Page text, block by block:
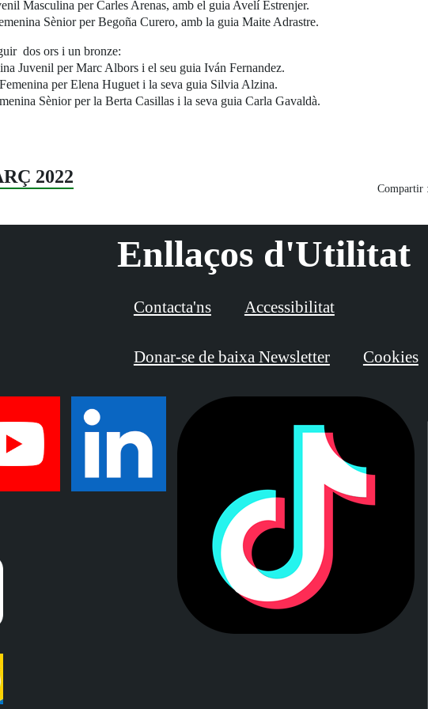
Masculina per Carles Arenas, amb el guia Avelí Estrenjer.
Sènior per Begoña Curero, amb la guia Maite Adrastre.
dos ors i un bronze:
Juvenil per Marc Albors i el seu guia Iván Fernandez.
per Elena Huguet i la seva guia Silvia Alzina.
Sènior per la Berta Casillas i la seva guia Carla Gavaldà.
2022
Compartir
Enllaços d'Utilitat
Contacta'ns Accessibilitat
Donar-se de baixa Newsletter Cookies